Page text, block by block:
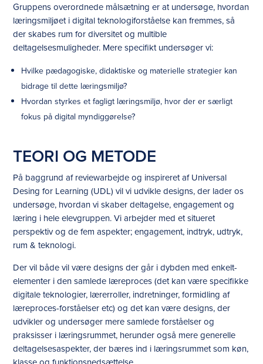
Gruppens overordnede målsætning er at undersøge, hvordan
læringsmiljøet i digital teknologiforståelse kan fremmes, så
der skabes rum for diversitet og multible
deltagelsesmuligheder. Mere specifikt undersøger vi:
Hvilke pædagogiske, didaktiske og materielle strategier kan
bidrage til dette læringsmiljø?
Hvordan styrkes et fagligt læringsmiljø, hvor der er særligt
fokus på digital myndiggørelse?
TEORI OG METODE
På baggrund af reviewarbejde og inspireret af Universal
Desing for Learning (UDL) vil vi udvikle designs, der lader os
undersøge, hvordan vi skaber deltagelse, engagement og
læring i hele elevgruppen. Vi arbejder med et situeret
perspektiv og de fem aspekter; engagement, indtryk, udtryk,
rum & teknologi.
Der vil både vil være designs der går i dybden med enkelt-
elementer i den samlede læreproces (det kan være specifikke
digitale teknologier, lærerroller, indretninger, formidling af
læreproces-forståelser etc) og det kan være designs, der
udvikler og undersøger mere samlede forståelser og
praksisser i læringsrummet, herunder også mere generelle
deltagelsesaspekter, der bæres ind i læringsrummet som køn,